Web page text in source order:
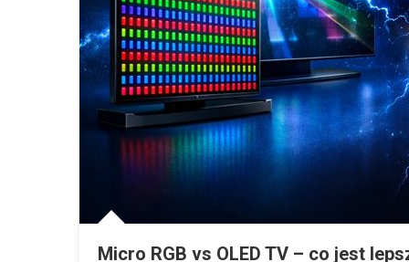
Micro RGB vs OLED TV – co jest